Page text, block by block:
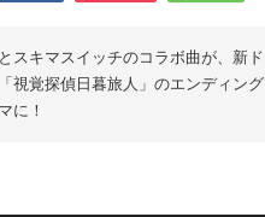
スキマスイッチのコラボ曲が、新ド
視覚探偵日暮旅人」のエンディング
に！